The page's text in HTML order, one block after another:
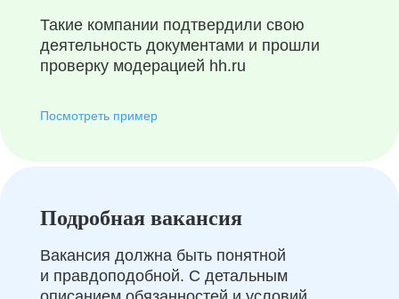
Такие компании подтвердили свою
деятельность документами и прошли
проверку модерацией hh.ru
Посмотреть пример
Подробная вакансия
Вакансия должна быть понятной
и правдоподобной. С детальным